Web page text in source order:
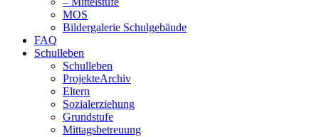
MOS
Bildergalerie Schulgebäude
FAQ
Schulleben
Schulleben
ProjekteArchiv
Eltern
Sozialerziehung
Grundstufe
Mittagsbetreuung